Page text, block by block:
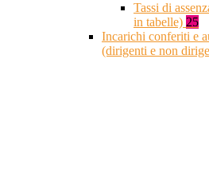
Tassi di
in tabelle) 25
Incarichi conferiti e
(dirigenti e non